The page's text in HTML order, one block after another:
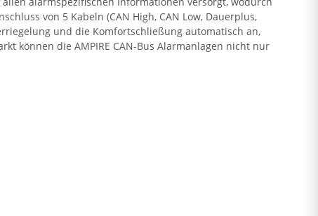
von 5 Kabeln (CAN High, CAN Low, Dauerplus,
und die Komfortschließung automatisch an,
können die AMPIRE CAN-Bus Alarmanlagen nicht nur